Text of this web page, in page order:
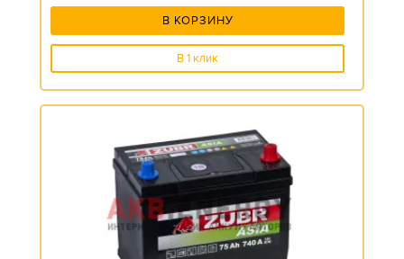
В КОРЗИНУ
В 1 клик